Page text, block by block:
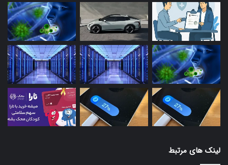
لینک های مرتبط